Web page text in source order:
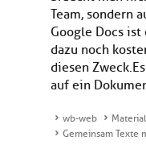
Team, sondern
Google Docs
dazu noch
diesen
auf ein
wb-web Material
Gemeinsam Texte